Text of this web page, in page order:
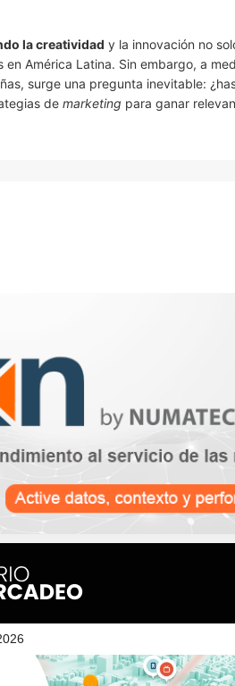
la creatividad y la innovación no
América Latina. Sin embargo, a
surge una pregunta inevitable:
de marketing para ganar